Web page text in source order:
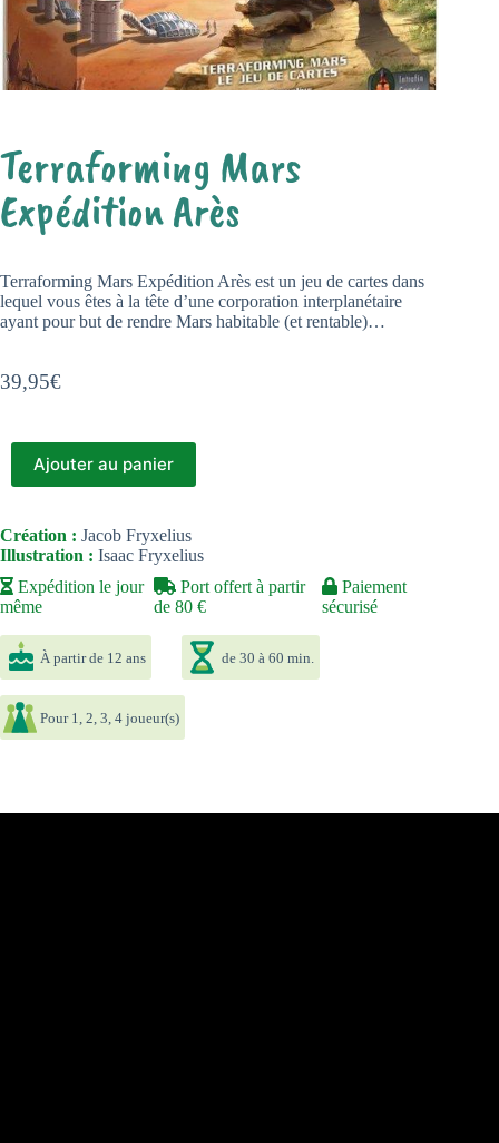
Terraforming Mars
Expédition Arès
39,95€
Terraforming Mars Expédition Arès est un jeu de cartes dans
lequel vous êtes à la tête d’une corporation interplanétaire
ayant pour but de rendre Mars habitable (et rentable)…
Ajouter au panier
Expédition le jour
même
Port offert à partir
de 80 €
Paiement
sécurisé
Création : Jacob Fryxelius
Illustration : Isaac Fryxelius
À partir de 12 ans de 30 à 60 min.
Pour 1, 2, 3, 4 joueur(s)